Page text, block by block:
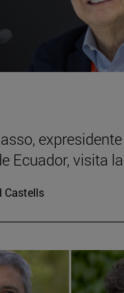
Ecuador, visita
Castells